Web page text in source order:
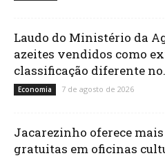
Laudo do Ministério da
azeites vendidos como
classificação diferente
Economia 7 de agosto de 2026
Jacarezinho oferece mais
gratuitas em oficinas